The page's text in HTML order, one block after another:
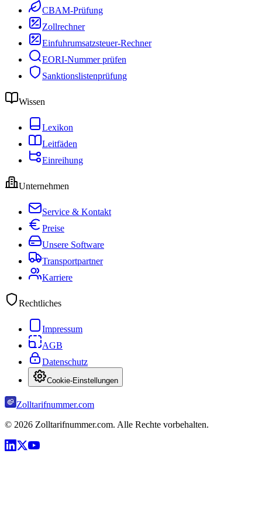
CBAM-Prüfung
Zollrechner
Einfuhrumsatzsteuer-Rechner
EORI-Nummer prüfen
Sanktionslistenprüfung
Wissen
Lexikon
Leitfäden
Einreihung
Unternehmen
Service & Kontakt
Preise
Unsere Software
Transportpartner
Karriere
Rechtliches
Impressum
AGB
Datenschutz
Cookie-Einstellungen
Zolltarifnummer.com
© 2026 Zolltarifnummer.com. Alle Rechte vorbehalten.